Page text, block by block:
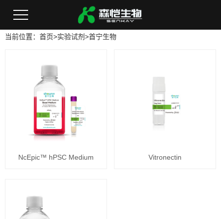
当前位置： 首页>实验试剂>首宁生物
NcEpic™ hPSC Medium Vitronectin